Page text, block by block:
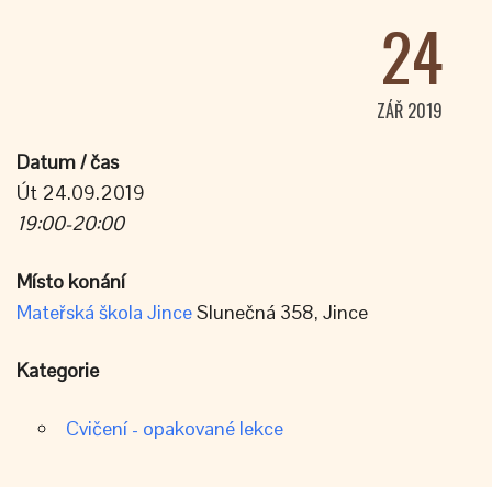
24
ZÁŘ 2019
Datum / čas
Út 24.09.2019
19:00-20:00
Místo konání
Mateřská škola JinceSlunečná 358, Jince
Kategorie
Cvičení - opakované lekce